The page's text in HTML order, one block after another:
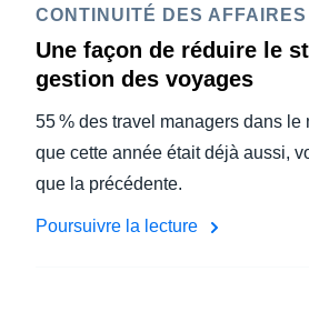
CONTINUITÉ DES AFFAIRES
Une façon de réduire le
gestion des voyages
55 % des travel managers dans le
que cette année était déjà aussi,
que la précédente.
Poursuivre la lecture